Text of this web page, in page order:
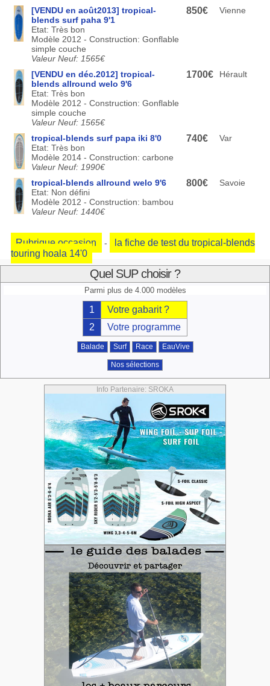
[VENDU en août2013] tropical-
blends surf paha 9'1
Etat: Très bon
Modèle 2012 - Construction: Gonflable
simple couche
Valeur Neuf: 1565€
850€ Vienne
[VENDU en déc.2012] tropical-
blends allround welo 9'6
Etat: Très bon
Modèle 2012 - Construction: Gonflable
simple couche
Valeur Neuf: 1565€
1700€ Hérault
tropical-blends surf papa iki 8'0
Etat: Très bon
Modèle 2014 - Construction: carbone
Valeur Neuf: 1990€
740€ Var
tropical-blends allround welo 9'6
Etat: Non défini
Modèle 2012 - Construction: bambou
Valeur Neuf: 1440€
800€ Savoie
Rubrique occasion -
la fiche de test du tropical-blends
touring hoala 14'0
Quel SUP choisir ?
Parmi plus de 4.000 modèles
1
Votre gabarit ?
2
Votre programme
Balade Surf Race EauVive
Nos sélections
Info Partenaire: SROKA